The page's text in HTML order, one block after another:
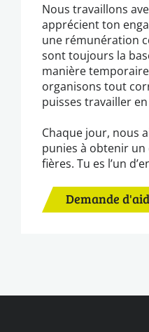
Nous travaillons
apprécient ton
une rémunération
sont toujours la
manière
organisons tout
puisses travailler
Chaque jour, nous
punies à obtenir
fières. Tu es l’un
Demande